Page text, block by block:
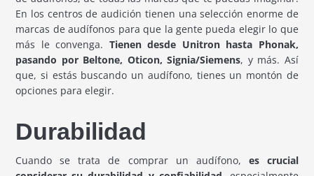
En los centros de audición tienen una selección enorme de
marcas de audífonos para que la gente pueda elegir lo que
más le convenga. Tienen desde Unitron hasta Phonak,
pasando por Beltone, Oticon, Signia/Siemens, y más. Así
que, si estás buscando un audífono, tienes un montón de
opciones para elegir.
Durabilidad
Cuando se trata de comprar un audífono, es crucial